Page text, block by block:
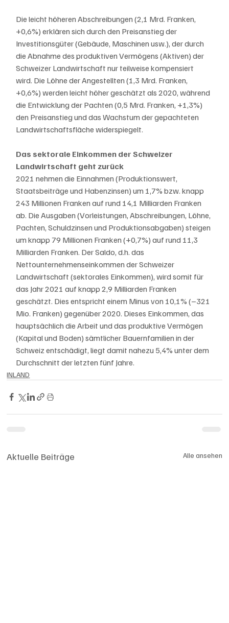
Die leicht höheren Abschreibungen (2,1 Mrd. Franken,
+0,6%) erklären sich durch den Preisanstieg der
Investitionsgüter (Gebäude, Maschinen usw.), der durch
die Abnahme des produktiven Vermögens (Aktiven) der
Schweizer Landwirtschaft nur teilweise kompensiert
wird. Die Löhne der Angestellten (1,3 Mrd. Franken,
+0,6%) werden leicht höher geschätzt als 2020, während
die Entwicklung der Pachten (0,5 Mrd. Franken, +1,3%)
den Preisanstieg und das Wachstum der gepachteten
Landwirtschaftsfläche widerspiegelt.
Das sektorale Einkommen der Schweizer
Landwirtschaft geht zurück
2021 nehmen die Einnahmen (Produktionswert,
Staatsbeiträge und Habenzinsen) um 1,7% bzw. knapp
243 Millionen Franken auf rund 14,1 Milliarden Franken
ab. Die Ausgaben (Vorleistungen, Abschreibungen, Löhne,
Pachten, Schuldzinsen und Produktionsabgaben) steigen
um knapp 79 Millionen Franken (+0,7%) auf rund 11,3
Milliarden Franken. Der Saldo, d.h. das
Nettounternehmenseinkommen der Schweizer
Landwirtschaft (sektorales Einkommen), wird somit für
das Jahr 2021 auf knapp 2,9 Milliarden Franken
geschätzt. Dies entspricht einem Minus von 10,1% (–321
Mio. Franken) gegenüber 2020. Dieses Einkommen, das
hauptsächlich die Arbeit und das produktive Vermögen
(Kapital und Boden) sämtlicher Bauernfamilien in der
Schweiz entschädigt, liegt damit nahezu 5,4% unter dem
Durchschnitt der letzten fünf Jahre.
INLAND
Aktuelle Beiträge Alle ansehen